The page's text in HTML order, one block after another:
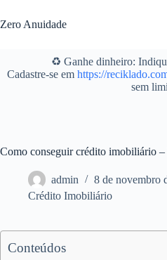
para
o
Zero Anuidade
♻️ Ganhe dinheiro:
Cadastre-se em https://
sem
Como conseguir crédito imobiliário
admin
8 de novembro
Crédito Imobiliário
Conteúdos